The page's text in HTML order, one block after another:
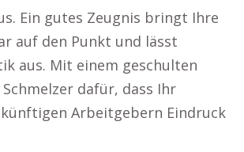
Ein gutes Zeugnis bringt Ihre
auf den Punkt und lässt
aus. Mit einem geschulten
dafür, dass Ihr
Arbeitgebern Eindruck